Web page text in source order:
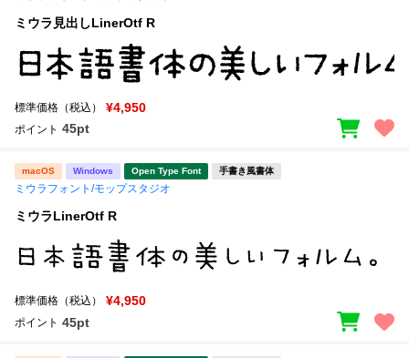
ミウラ見出しLinerOtf R
標準価格（税込） ¥4,950
ポイント 45pt
macOS Windows Open Type Font 手書き風書体
ミウラフォント/モップスタジオ
ミウラLinerOtf R
標準価格（税込） ¥4,950
ポイント 45pt